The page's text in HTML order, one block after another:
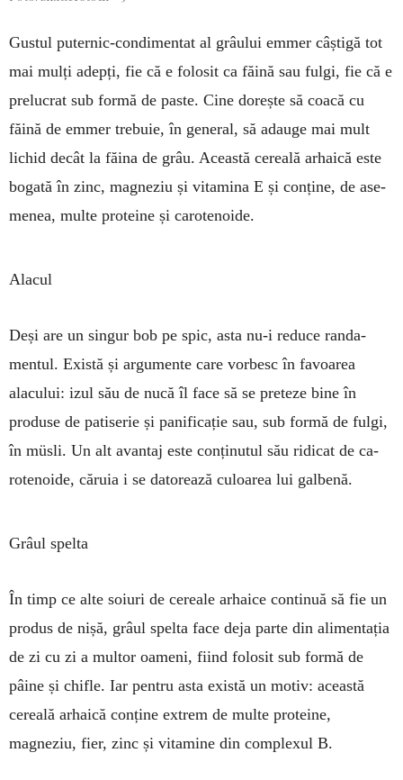
Gustul puternic-condimentat al grâului emmer câștigă tot
mai mulți adepți, fie că e folosit ca făină sau fulgi, fie că e
prelucrat sub formă de paste. Cine dorește să coacă cu
făină de emmer trebuie, în general, să adauge mai mult
lichid decât la făina de grâu. Această cereală arhaică este
bogată în zinc, magneziu și vitamina E și conține, de ase­
menea, multe proteine și carote­noide.
Alacul
Deși are un singur bob pe spic, asta nu-i reduce randa­
mentul. Există și argu­mente care vorbesc în favoa­rea
alacului: izul său de nucă îl face să se preteze bine în
produse de patiserie și panificație sau, sub formă de fulgi,
în müsli. Un alt avantaj este conținutul său ridicat de ca­
rotenoide, căruia i se datorează culoarea lui gal­benă.
Grâul spelta
În timp ce alte soiuri de cereale arhaice continuă să fie un
produs de nișă, grâul spelta face deja parte din alimentația
de zi cu zi a multor oameni, fiind folosit sub formă de
pâine și chifle. Iar pentru asta există un motiv: această
cereală arhaică conține extrem de multe proteine,
magneziu, fier, zinc și vitamine din complexul B.